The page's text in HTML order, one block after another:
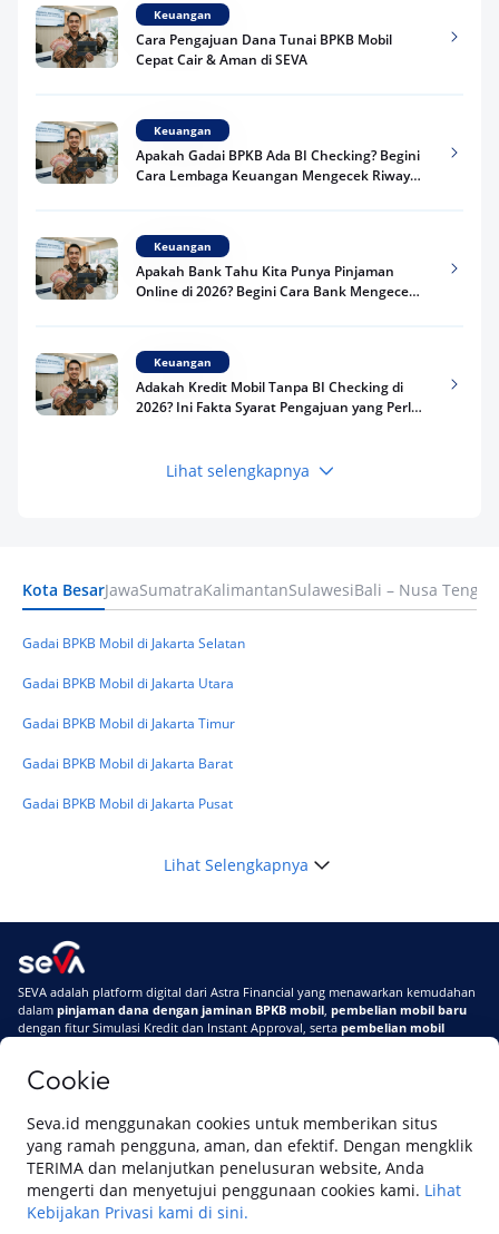
Cookie
Seva.id menggunakan cookies untuk memberikan situs
yang ramah pengguna, aman, dan efektif. Dengan mengklik
TERIMA dan melanjutkan penelusuran website, Anda
mengerti dan menyetujui penggunaan cookies kami. Lihat
Kebijakan Privasi kami di sini.
Keuangan
Cara Pengajuan Dana Tunai BPKB Mobil
Cepat Cair & Aman di SEVA
Keuangan
Apakah Gadai BPKB Ada BI Checking? Begini
Cara Lembaga Keuangan Mengecek Riwayat
Keuangan
Apakah Bank Tahu Kita Punya Pinjaman
Online di 2026? Begini Cara Bank Mengecek
Keuangan
Adakah Kredit Mobil Tanpa BI Checking di
2026? Ini Fakta Syarat Pengajuan yang Perlu
Keuangan
Keuangan
Masuk BI Checking? Simak Peraturan
Lihat selengkapnya
Kota BesarJawaSumatraKalimantanSulawesiBali – Nusa
Gadai BPKB Mobil di Jakarta Selatan
Gadai BPKB Mobil di Jakarta Utara
Gadai BPKB Mobil di Jakarta Timur
Gadai BPKB Mobil di Jakarta Barat
Gadai BPKB Mobil di Jakarta Pusat
Lihat Selengkapnya
SEVA adalah platform digital dari Astra Financial yang menawarkan kemudahan
dalam pinjaman dana dengan jaminan BPKB mobil pembelian mobil baru
dengan fitur Simulasi Kredit dan Instant Approval, serta pembelian mobil
Di SEVA #UrusanMobilSegampangItu
Tentang SEVASyarat & Ketentuan
Pemberitahuan Privasi